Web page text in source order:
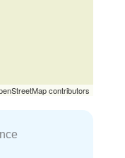
contributors